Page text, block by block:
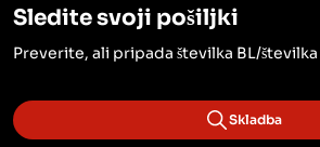
Sledite svoji pošiljki
Preverite, ali pripada številka BL/
Skladba